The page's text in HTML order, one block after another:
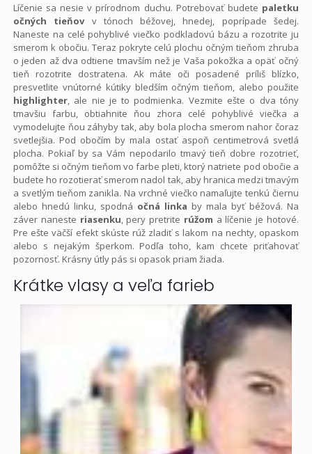
Líčenie sa nesie v prírodnom duchu. Potrebovať budete paletku
očných tieňovv tónoch béžovej, hnedej, poprípade šedej.
Naneste na celé pohyblivé viečko podkladovú bázu a rozotrite ju
smerom k obočiu. Teraz pokryte celú plochu očným tieňom zhruba
o jeden až dva odtiene tmavším než je Vaša pokožka a opäť očný
tieň rozotrite dostratena. Ak máte oči posadené príliš blízko,
presvetlite vnútorné kútiky bledším očným tieňom, alebo použite
highlighter, ale nie je to podmienka. Vezmite ešte o dva tóny
tmavšiu farbu, obtiahnite ňou zhora celé pohyblivé viečka a
vymodelujte ňou záhyby tak, aby bola plocha smerom nahor čoraz
svetlejšia. Pod obočím by mala ostať aspoň centimetrová svetlá
plocha. Pokiaľ by sa Vám nepodarilo tmavý tieň dobre rozotrieť,
pomôžte si očným tieňom vo farbe pleti, ktorý natriete pod obočie a
budete ho rozotierať smerom nadol tak, aby hranica medzi tmavým
a svetlým tieňom zanikla. Na vrchné viečko namaľujte tenkú čiernu
alebo hnedú linku, spodná očná linka by mala byť béžová. Na
záver naneste riasenku, pery pretrite rúžom a líčenie je hotové.
Pre ešte väčší efekt skúste rúž zladiť s lakom na nechty, opaskom
alebo s nejakým šperkom. Podľa toho, kam chcete priťahovať
pozornosť. Krásny útly pás si opasok priam žiada.
Krátke vlasy a veľa farieb